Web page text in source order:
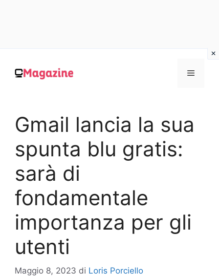
contenuto
MENU
Gmail lancia la sua
spunta blu gratis:
sarà di
fondamentale
importanza per gli
utenti
Maggio 8, 2023 di Loris Porciello